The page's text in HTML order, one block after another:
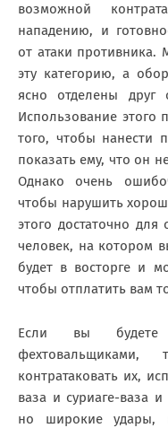
возможной
нападению, и
от атаки противника.
эту категорию, а
ясно отделены друг
Использование этого
того, чтобы нанести
показать ему, что он
Однако очень
чтобы нарушить
этого достаточно
человек, на котором
будет в восторге и
чтобы отплатить вам
Если вы будете
контратаковать их,
ваза и суриаге-ваза
но широкие удары,